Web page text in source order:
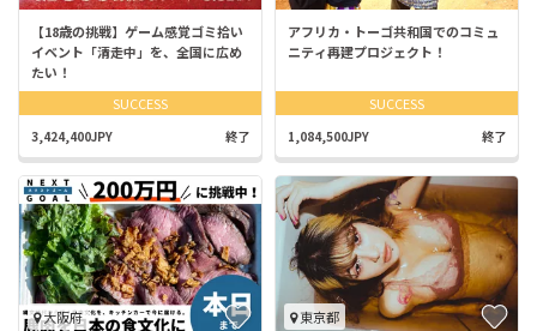
【18歳の挑戦】ゲーム感覚ゴミ拾い
イベント「清走中」を、全国に広め
たい！
SUCCESS
3,424,400JPY 終了
アフリカ・トーゴ共和国でのコミュ
ニティ再建プロジェクト！
SUCCESS
1,084,500JPY 終了
大阪府 東京都